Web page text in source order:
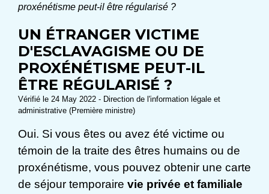
proxénétisme peut-il être régularisé ?
UN ÉTRANGER VICTIME
D'ESCLAVAGISME OU DE
PROXÉNÉTISME PEUT-IL
ÊTRE RÉGULARISÉ ?
Vérifié le 24 May 2022 - Direction de l'information légale et
administrative (Première ministre)
Oui. Si vous êtes ou avez été victime ou
témoin de la traite des êtres humains ou de
proxénétisme, vous pouvez obtenir une carte
de séjour temporaire vie privée et familiale